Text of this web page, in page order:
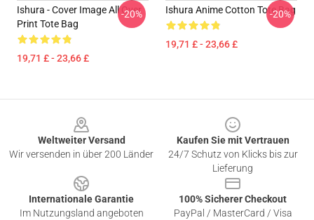
Ishura - Cover Image All Over
Print Tote Bag
19,71 £ - 23,66 £
-20% Ishura Anime Cotton Tote Bag
19,71 £ - 23,66 £
-20%
Weltweiter Versand
Wir versenden in über 200 Länder
Kaufen Sie mit Vertrauen
24/7 Schutz von Klicks bis zur
Lieferung
Internationale Garantie
Im Nutzungsland angeboten
100% Sicherer Checkout
PayPal / MasterCard / Visa